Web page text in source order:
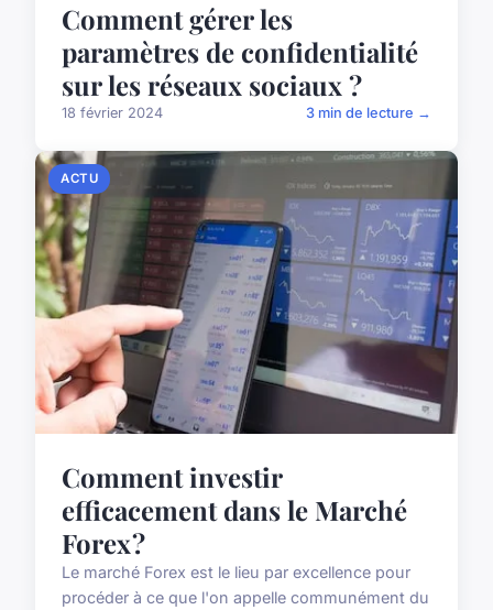
Comment gérer les
paramètres de confidentialité
sur les réseaux sociaux ?
18 février 2024 3 min de lecture →
ACTU
Comment investir
efficacement dans le Marché
Forex ?
Le marché Forex est le lieu par excellence pour
procéder à ce que l'on appelle communément du